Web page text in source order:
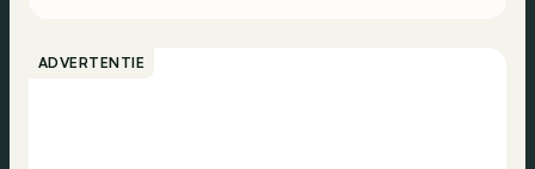
ADVERTENTIE